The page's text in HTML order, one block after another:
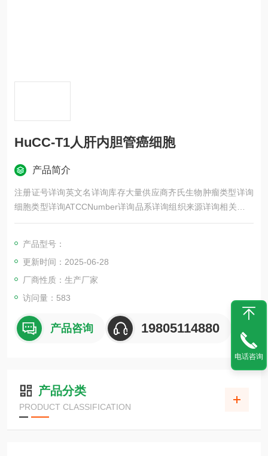
HuCC-T1人肝内胆管癌细胞
产品简介
注册证号详询英文名详询库存大量供应商齐氏生物肿瘤类型详询
细胞类型详询ATCCNumber详询品系详询组织来源详询相关疾病
详询物种来源详询免疫类型详询细胞形态详询是否是肿瘤细胞详
发货客户可根据自身科研项目的需要选择不同类型的细胞培养瓶
和相应的细胞密度
产品型号：
更新时间：2025-06-28
厂商性质：生产厂家
访问量：583
产品咨询 19805114880
产品分类
PRODUCT CLASSIFICATION
电话咨询